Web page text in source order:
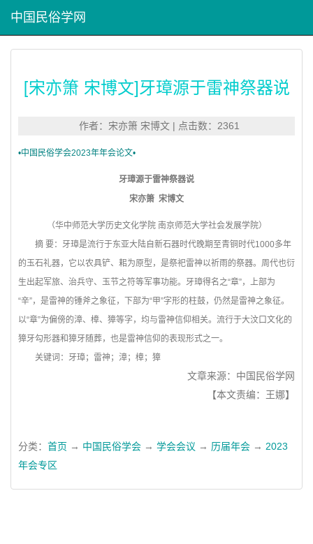
中国民俗学网
[宋亦箫 宋博文]牙璋源于雷神祭器说
作者：宋亦箫 宋博文 | 点击数：2361
•中国民俗学会2023年年会论文•
牙璋源于雷神祭器说
宋亦箫 宋博文
（华中师范大学历史文化学院 南京师范大学社会发展学院）
摘 要：牙璋是流行于东亚大陆自新石器时代晚期至青铜时代1000多年
的玉石礼器，它以农具铲、耜为原型，是祭祀雷神以祈雨的祭器。周代也衍
生出起军旅、治兵守、玉节之符等军事功能。牙璋得名之“章”，上部为
“辛”，是雷神的锤斧之象征，下部为“甲”字形的柱鼓，仍然是雷神之象征。
以“章”为偏傍的漳、樟、獐等字，均与雷神信仰相关。流行于大汶口文化的
獐牙勾形器和獐牙随葬，也是雷神信仰的表现形式之一。
关键词：牙璋；雷神；漳；樟；獐
文章来源：中国民俗学网
【本文责编：王娜】
分类： 首页 → 中国民俗学会 → 学会会议 → 历届年会 → 2023
年会专区